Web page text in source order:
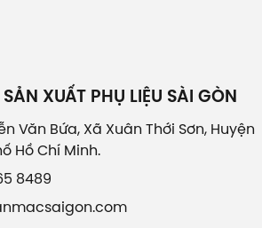
XUẤT PHỤ LIỆU SÀI GÒN
Văn Bứa, Xã Xuân Thới Sơn, Huyện
Hồ Chí Minh.
8489